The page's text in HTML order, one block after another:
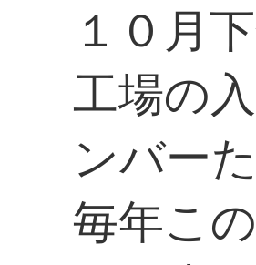
１０月
工場の
ンバー
毎年こ